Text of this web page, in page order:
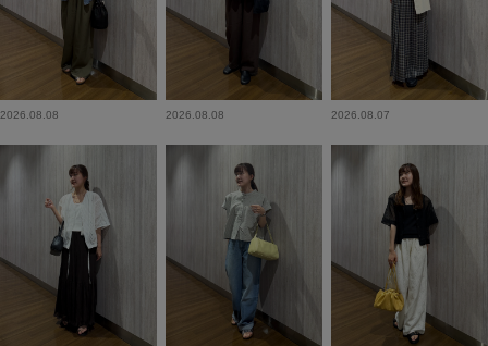
2026.08.08 2026.08.08 2026.08.07